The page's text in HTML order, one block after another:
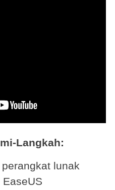
Langkah:
lunak